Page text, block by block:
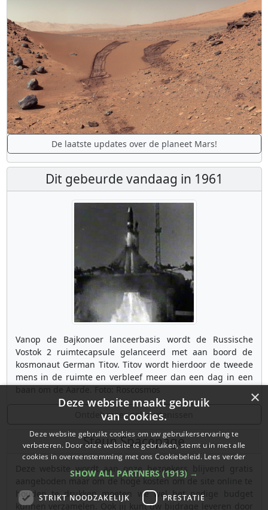
De laatste updates over de planeet Mars!
Dit gebeurde vandaag in 1961
Vanop de Bajkonoer lanceerbasis wordt de Russische
Vostok 2 ruimtecapsule gelanceerd met aan boord de
kosmonaut German Titov. Titov wordt hierdoor de tweede
mens in de ruimte en verbleef meer dan een dag in een
Ontdek meer gebeurtenissen
Steun Spacepage
Deze website wordt aan onze bezoekers blijvend gratis
aangeboden maar om de hoge kosten om de site online te
houden te drukken moeten we wel het nodige budget
kunnen verzamelen. Ook jij kunt uw bijdrage leveren door
×
Deze website maakt gebruik
van cookies.
Deze website gebruikt cookies om uw gebruikerservaring te
verbeteren. Door onze website te gebruiken, stemt u in met alle
cookies in overeenstemming met ons Cookiebeleid. Lees verder
SHOW ALL PARTNERS (1913) →
STRIKT NOODZAKELIJK PRESTATIE